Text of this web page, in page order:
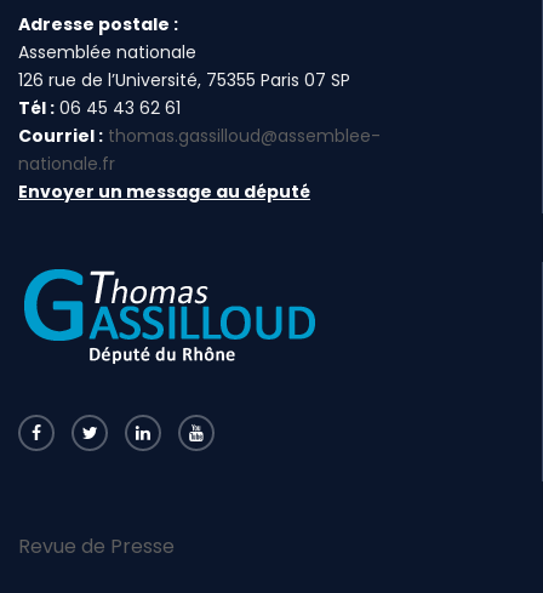
Adresse postale :
Assemblée nationale
126 rue de l’Université, 75355 Paris 07 SP
Tél : 06 45 43 62 61
Courriel : thomas.gassilloud@assemblee-
nationale.fr
Envoyer un message au député
Revue de Presse